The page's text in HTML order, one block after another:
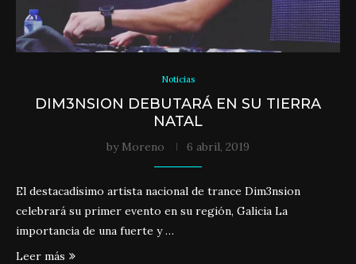
Noticias
DIM3NSION DEBUTARÁ EN SU TIERRA
NATAL
by Moreno 6 abril, 2019
El destacadísimo artista nacional de trance Dim3nsion
celebrará su primer evento en su región, Galicia La
importancia de una fuerte y …
Leer más